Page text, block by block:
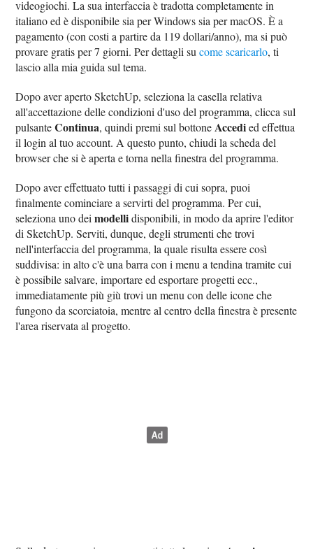
videogiochi. La sua interfaccia è tradotta completamente in
italiano ed è disponibile sia per Windows sia per macOS. È a
pagamento (con costi a partire da 119 dollari/anno), ma si può
provare gratis per 7 giorni. Per dettagli sucome scaricarlo, ti
lascio alla mia guida sul tema.
Dopo aver aperto SketchUp, seleziona la casella relativa
all'accettazione delle condizioni d'uso del programma, clicca sul
pulsanteContinua, quindi premi sul bottone Accedied effettua
il login al tuo account. A questo punto, chiudi la scheda del
browser che si è aperta e torna nella finestra del programma.
Dopo aver effettuato tutti i passaggi di cui sopra, puoi
finalmente cominciare a servirti del programma. Per cui,
seleziona uno deimodellidisponibili, in modo da aprire l'editor
di SketchUp. Serviti, dunque, degli strumenti che trovi
nell'interfaccia del programma, la quale risulta essere così
suddivisa: in alto c'è una barra con i menu a tendina tramite cui
è possibile salvare, importare ed esportare progetti ecc.,
immediatamente più giù trovi un menu con delle icone che
fungono da scorciatoia, mentre al centro della finestra è presente
l'area riservata al progetto.